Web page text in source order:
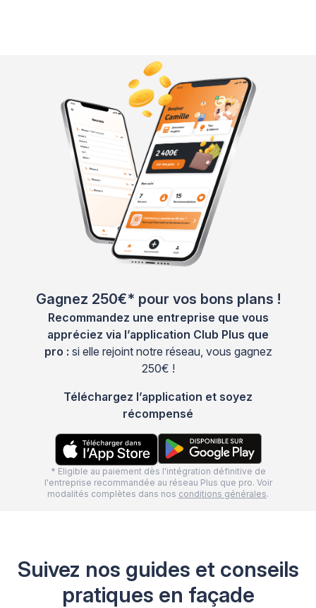
Gagnez 250€* pour vos bons plans !
Recommandez une entreprise que vous
appréciez via l’application Club Plus que
pro : si elle rejoint notre réseau, vous gagnez
250€ !
Téléchargez l’application et soyez
récompensé
* Eligible au paiement dès l'intégration définitive de
l'entreprise recommandée au réseau Plus que pro. Voir
modalités complètes dans nos conditions générales.
Suivez nos guides et conseils
pratiques en façade